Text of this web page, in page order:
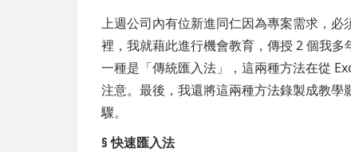
上週公司內有位新進同仁因為專案需求，
裡，我就藉此進行機會教育，傳授 2 個我
一種是「傳統匯入法」，這兩種方法在從
注意。最後，我還將這兩種方法錄製成教
驟。
§ 快速匯入法